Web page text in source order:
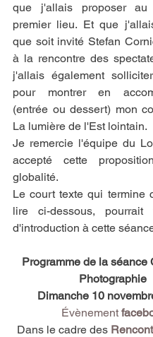
que j'allais proposer au
premier lieu. Et que
que soit invité Stefan
à la rencontre des
j'allais également
pour montrer en
(entrée ou dessert) mon
La lumière de l'Est lointain.
Je remercie l'équipe du
accepté cette
globalité.
Le court texte qui termine
lire ci-dessous, pourrait
d'introduction à cette
Programme de la séance
Photographie
Dimanche 10
Évènement
Dans le cadre des